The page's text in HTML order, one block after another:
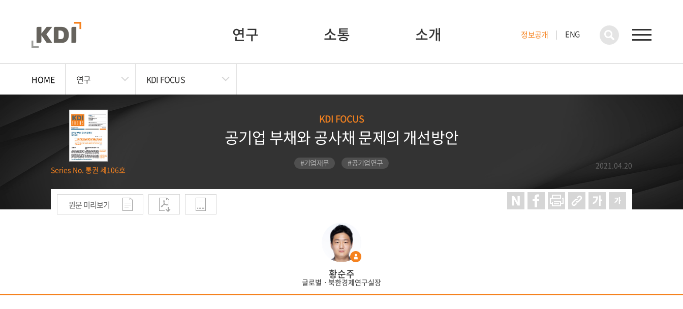
연구 소통 소개 정보공개 ENG
HOME 연구 KDI FOCUS
Series No. 통권 제106호
KDI FOCUS
공기업 부채와 공사채 문제의 개선방안
#기업재무 #공기업연구 2021.04.20
원문 미리보기
황순주
글로벌ㆍ북한경제연구실장